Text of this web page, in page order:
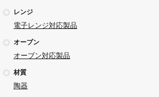
レンジ
電子レンジ対応製品
オーブン
オーブン対応製品
材質
陶器